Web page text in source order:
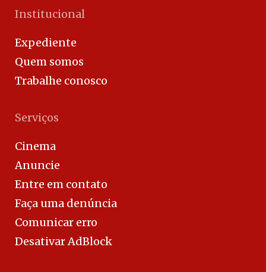
Institucional
Expediente
Quem somos
Trabalhe conosco
Serviços
Cinema
Anuncie
Entre em contato
Faça uma denúncia
Comunicar erro
Desativar AdBlock